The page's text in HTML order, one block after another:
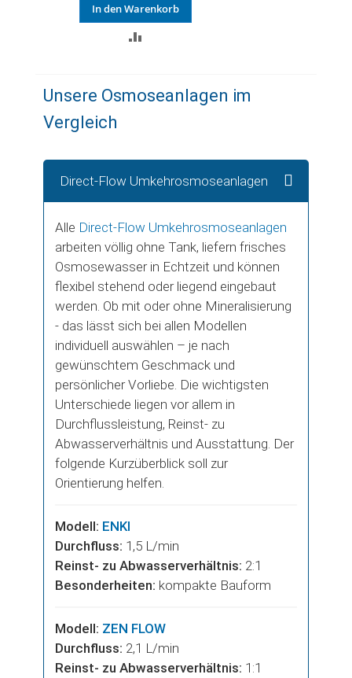
In den Warenkorb
HINZUFÜGEN
Unsere Osmoseanlagen im
Vergleich
Direct-Flow Umkehrosmoseanlagen
Alle Direct-Flow Umkehrosmoseanlagen
arbeiten völlig ohne Tank, liefern frisches
Osmosewasser in Echtzeit und können
flexibel stehend oder liegend eingebaut
werden. Ob mit oder ohne Mineralisierung
- das lässt sich bei allen Modellen
individuell auswählen – je nach
gewünschtem Geschmack und
persönlicher Vorliebe. Die wichtigsten
Unterschiede liegen vor allem in
Durchflussleistung, Reinst- zu
Abwasserverhältnis und Ausstattung. Der
folgende Kurzüberblick soll zur
Orientierung helfen.
Modell: ENKI
Durchfluss: 1,5 L/min
Reinst- zu Abwasserverhältnis: 2:1
Besonderheiten: kompakte Bauform
Modell: ZEN FLOW
Durchfluss: 2,1 L/min
Reinst- zu Abwasserverhältnis: 1:1